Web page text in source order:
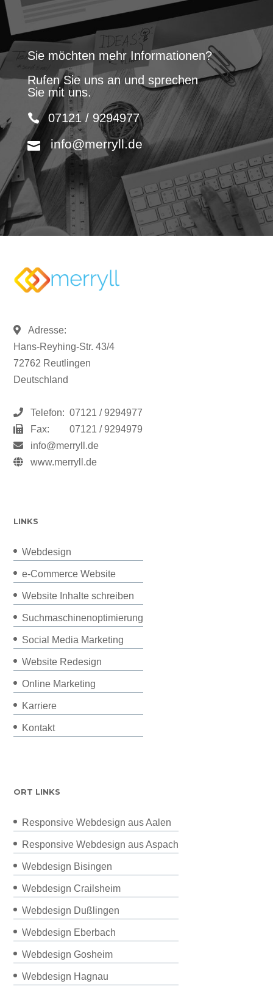
Sie möchten mehr Informationen?
Rufen Sie uns an und sprechen
Sie mit uns.
07121 / 9294977
info@merryll.de
Adresse:
Hans-Reyhing-Str. 43/4
72762 Reutlingen
Deutschland
Telefon: 07121 / 9294977
Fax:
07121 / 9294979
info@merryll.de
www.merryll.de
LINKS
Webdesign
e-Commerce Website
Website Inhalte schreiben
Suchmaschinenoptimierung
Social Media Marketing
Website Redesign
Online Marketing
Karriere
Kontakt
ORT LINKS
Responsive Webdesign aus Aalen
Responsive Webdesign aus Aspach
Webdesign Bisingen
Webdesign Crailsheim
Webdesign Dußlingen
Webdesign Eberbach
Webdesign Gosheim
Webdesign Hagnau